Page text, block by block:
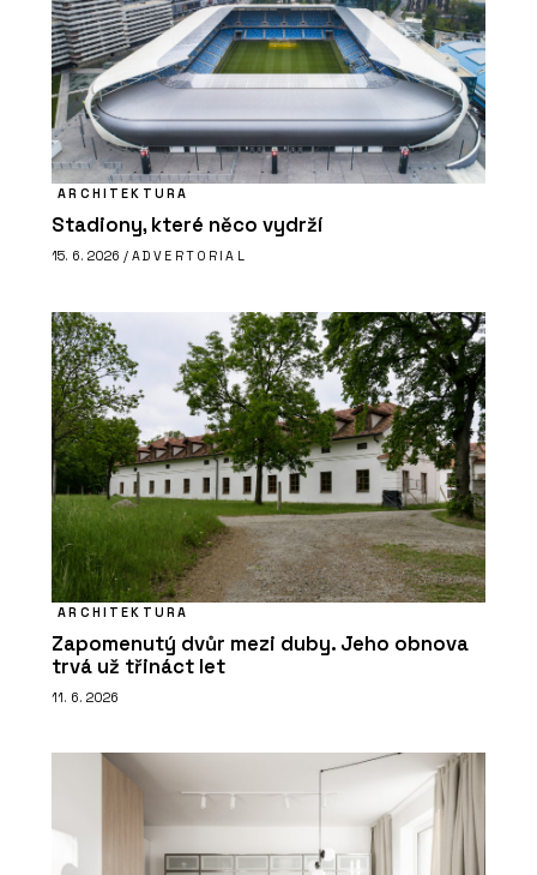
ARCHITEKTURA
Stadiony, které něco vydrží
15. 6. 2026 / ADVERTORIAL
ARCHITEKTURA
Zapomenutý dvůr mezi duby. Jeho obnova
trvá už třináct let
11. 6. 2026